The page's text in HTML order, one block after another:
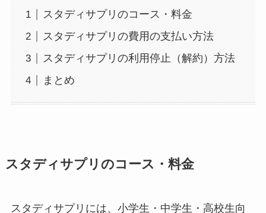
スタディサプリのコース・料金
スタディサプリの費用の支払い方法
スタディサプリの利用停止（解約）方法
まとめ
スタディサプリのコース・料金
スタディサプリには、小学生・中学生・高校生向